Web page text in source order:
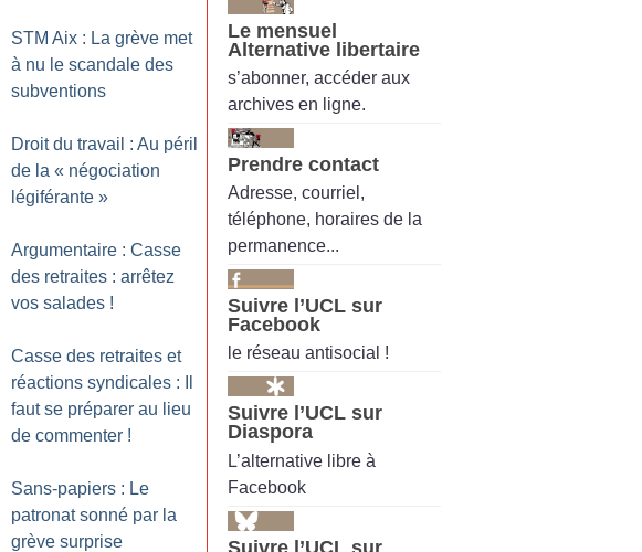
STM Aix : La grève met
à nu le scandale des
subventions
Droit du travail : Au péril
de la « négociation
légiférante »
Argumentaire : Casse
des retraites : arrêtez
vos salades !
Casse des retraites et
réactions syndicales : Il
faut se préparer au lieu
de commenter !
Sans-papiers : Le
patronat sonné par la
grève surprise
Le mensuel
Alternative libertaire
s’abonner, accéder aux
archives en ligne.
Prendre contact
Adresse, courriel,
téléphone, horaires de la
permanence...
Suivre l’UCL sur
Facebook
le réseau antisocial !
Suivre l’UCL sur
Diaspora
L’alternative libre à
Facebook
Suivre l’UCL sur